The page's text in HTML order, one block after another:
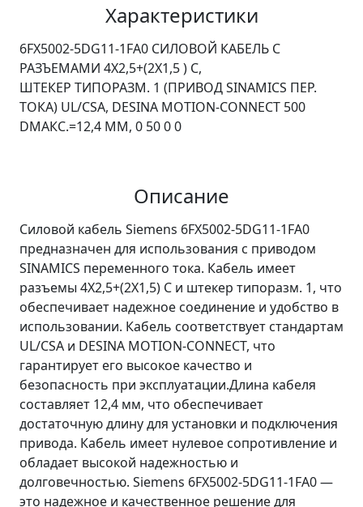
Характеристики
6FX5002-5DG11-1FA0 СИЛОВОЙ КАБЕЛЬ С
РАЗЪЕМАМИ 4X2,5+(2X1,5 ) C,
ШТЕКЕР ТИПОРАЗМ. 1 (ПРИВОД SINAMICS ПЕР.
ТОКА) UL/CSA, DESINA MOTION-CONNECT 500
DМАКС.=12,4 ММ, 0 50 0 0
Описание
Силовой кабель Siemens 6FX5002-5DG11-1FA0
предназначен для использования с приводом
SINAMICS переменного тока. Кабель имеет
разъемы 4X2,5+(2X1,5) C и штекер типоразм. 1, что
обеспечивает надежное соединение и удобство в
использовании. Кабель соответствует стандартам
UL/CSA и DESINA MOTION-CONNECT, что
гарантирует его высокое качество и
безопасность при эксплуатации.Длина кабеля
составляет 12,4 мм, что обеспечивает
достаточную длину для установки и подключения
привода. Кабель имеет нулевое сопротивление и
обладает высокой надежностью и
долговечностью. Siemens 6FX5002-5DG11-1FA0 —
это надежное и качественное решение для